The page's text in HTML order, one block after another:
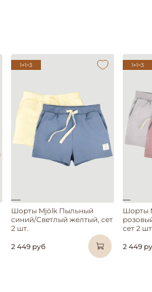
1+1=3
Шорты Mjölk Пыльный
синий/Светлый желтый, сет
2 шт.
2 449 руб
1+1=3
Шорты
сет 2
2 449